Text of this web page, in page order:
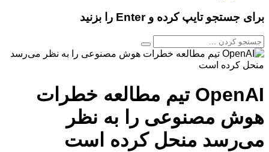
برای جستجو تایپ کرده و Enter را بزنید
OpenAI تیم مطالعه خطرات
هوش مصنوعی را به نظر
می‌رسد منحل کرده است